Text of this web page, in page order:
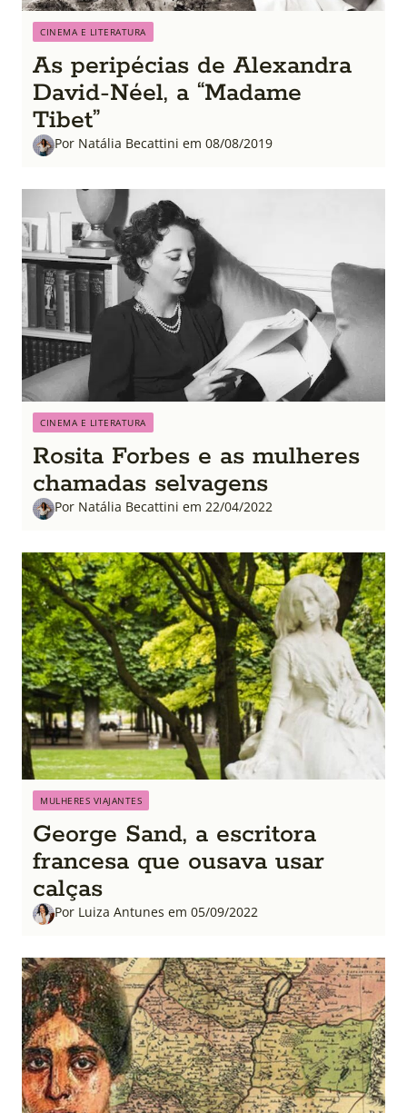
CINEMA E LITERATURA
As peripécias de Alexandra
David-Néel, a “Madame
Tibet”
Por Natália Becattini em 08/08/2019
CINEMA E LITERATURA
Rosita Forbes e as mulheres
chamadas selvagens
Por Natália Becattini em 22/04/2022
MULHERES VIAJANTES
George Sand, a escritora
francesa que ousava usar
calças
Por Luiza Antunes em 05/09/2022